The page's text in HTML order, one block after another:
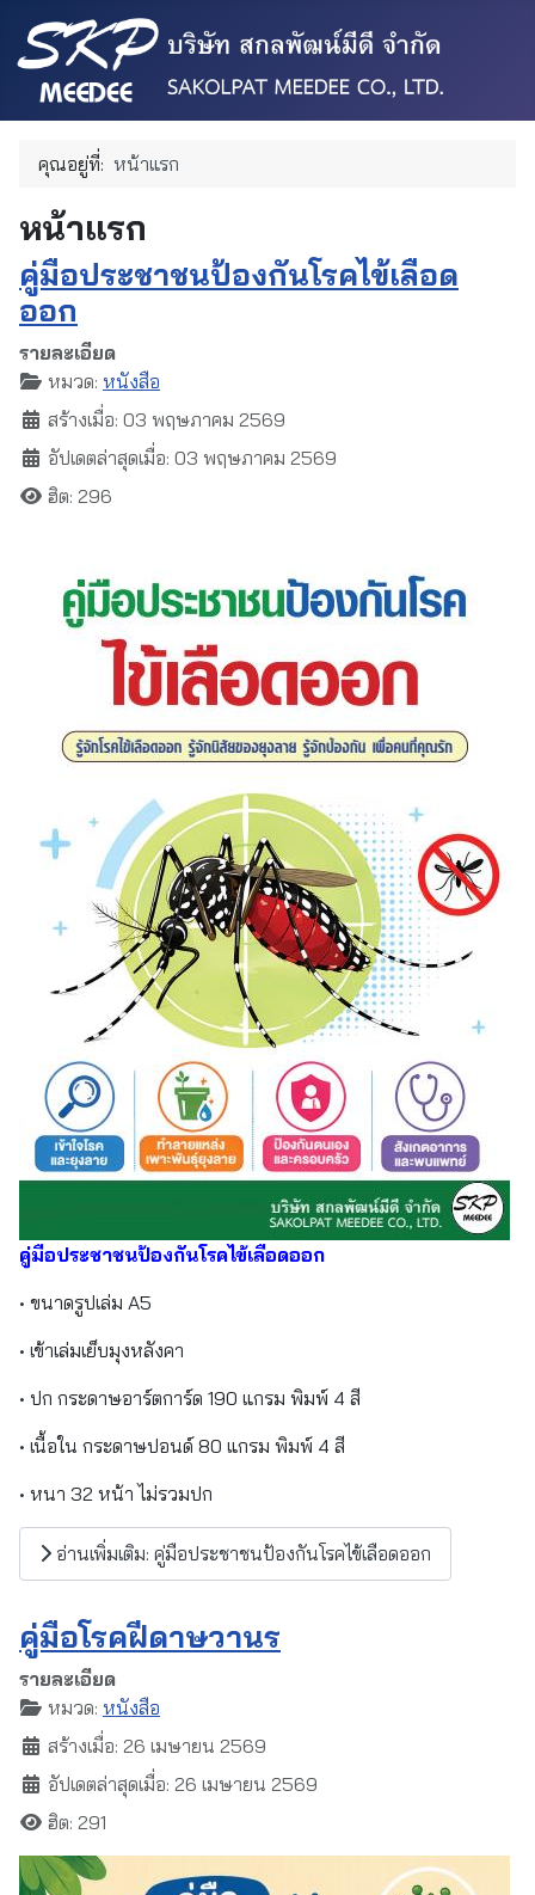
คุณอยู่ที่: หน้าแรก
หน้าแรก
คู่มือประชาชนป้องกันโรคไข้เลือด
ออก
รายละเอียด
หมวด: หนังสือ
สร้างเมื่อ: 03 พฤษภาคม 2569
อัปเดตล่าสุดเมื่อ: 03 พฤษภาคม 2569
ฮิต: 296
คู่มือประชาชนป้องกันโรคไข้เลือดออก
• ขนาดรูปเล่ม A5
• เข้าเล่มเย็บมุงหลังคา
• ปก กระดาษอาร์ตการ์ด 190 แกรม พิมพ์ 4 สี
• เนื้อใน กระดาษปอนด์ 80 แกรม พิมพ์ 4 สี
• หนา 32 หน้า ไม่รวมปก
อ่านเพิ่มเติม: คู่มือประชาชนป้องกันโรคไข้เลือดออก
คู่มือโรคฝีดาษวานร
รายละเอียด
หมวด: หนังสือ
สร้างเมื่อ: 26 เมษายน 2569
อัปเดตล่าสุดเมื่อ: 26 เมษายน 2569
ฮิต: 291